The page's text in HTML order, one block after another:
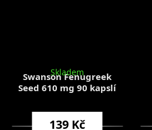
Swanson Fenugreek
Seed 610 mg 90 kapslí
Skladem
139 Kč